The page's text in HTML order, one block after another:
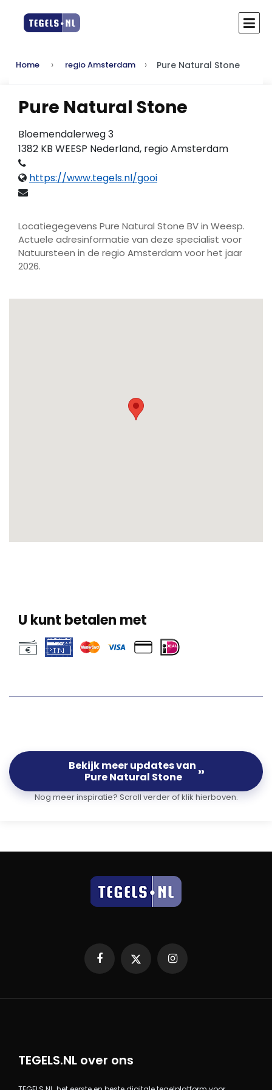
Home regio Amsterdam Pure Natural Stone
Pure Natural Stone
Bloemendalerweg 3
1382 KB WEESP Nederland, regio Amsterdam
https://www.tegels.nl/gooi
Locatiegegevens Pure Natural Stone BV in Weesp.
Actuele adresinformatie van deze specialist voor
Natuursteen in de regio Amsterdam voor het jaar
2026.
U kunt betalen met
Bekijk meer updates van
Pure Natural Stone
››
Nog meer inspiratie? Scroll verder of klik hierboven.
Facebook Instagram
TEGELS.NL over ons